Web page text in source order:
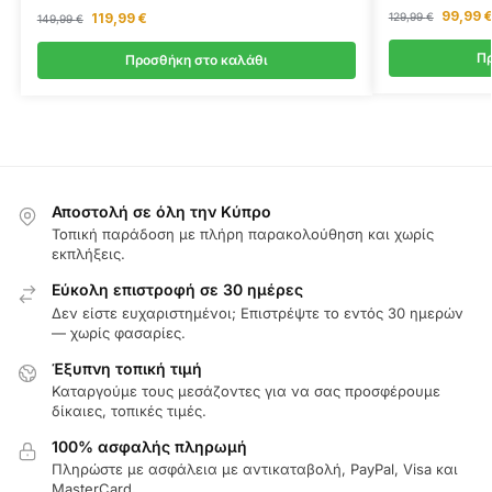
Rating: 5/5
Automatic Cat Litter Box
Excellent service from order to delivery. After care service
Great service and prompt
Mon Apr 20 2026 14:21:42 GMT+0000 (Coordinated Universal
Smart Self-Cleaning Cat Litter Box
Jantana
Rating: 5/5
Good product
My cats love it
Mon Apr 20 2026 11:06:21 GMT+0000 (Coordinated Universal
Smart Self-Cleaning Cat Litter Box
Migle
Rating: 5/5
Amazing
149,99€ 119,99 €
Προσθήκη στο καλάθι
129,99€ 99,99 €
Αποστολή σε όλη την Κύπρο
Τοπική παράδοση με πλήρη παρακολούθηση και χωρίς
εκπλήξεις.
Εύκολη επιστροφή σε 30 ημέρες
Δεν είστε ευχαριστημένοι; Επιστρέψτε το εντός 30 ημερών
— χωρίς φασαρίες.
Έξυπνη τοπική τιμή
Καταργούμε τους μεσάζοντες για να σας προσφέρουμε
δίκαιες, τοπικές τιμές.
100% ασφαλής πληρωμή
Πληρώστε με ασφάλεια με αντικαταβολή, PayPal, Visa και